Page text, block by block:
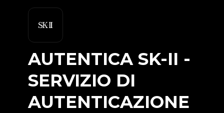
AUTENTICA SK-II -
SERVIZIO DI
AUTENTICAZIONE